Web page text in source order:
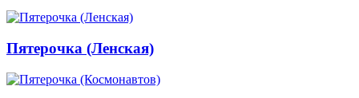
Пятерочка (Ленская)